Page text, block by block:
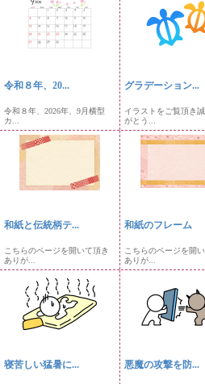
令和８年、20...
令和８年、2026年、9月横型
カ...
グラデーション...
イラストをご覧頂き
がとう...
和紙と伝統柄テ...
こちらのページを開いて頂き
ありが...
和紙のフレーム
こちらのページを開
ありが...
寝苦しい猛暑に... 悪魔の攻撃を防...